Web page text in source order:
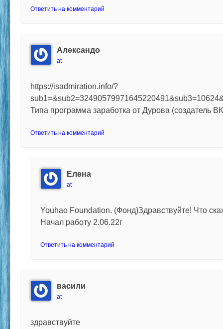
Ответить на комментарий
Александо
at
https://isadmiration.info/?
Типа программа заработка от Дурова (создатель
Ответить на комментарий
Елена
at
Youhao Foundation. (Фонд)Здравствуйте! Что
Начал работу 2.06.22г
Ответить на комментарий
васили
at
здравствуйте